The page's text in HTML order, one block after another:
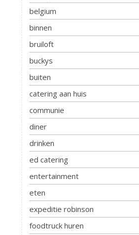
belgium
binnen
bruiloft
buckys
buiten
catering aan huis
communie
diner
drinken
ed catering
entertainment
eten
expeditie robinson
foodtruck huren